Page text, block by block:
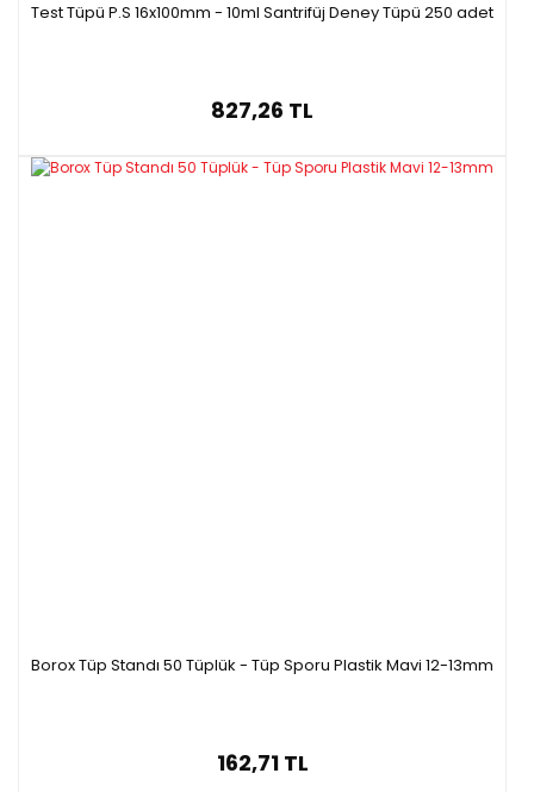
Test Tüpü P.S 16x100mm - 10ml Santrifüj Deney Tüpü 250 adet
827,26 TL
Borox Tüp Standı 50 Tüplük - Tüp Sporu Plastik Mavi 12-13mm
162,71 TL